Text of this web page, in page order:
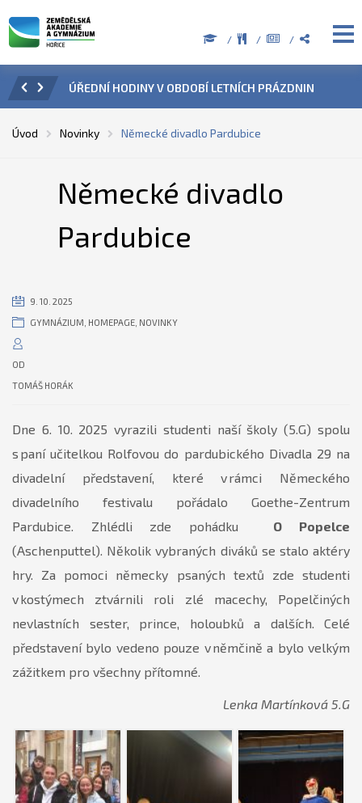
ÚŘEDNÍ HODINY V OBDOBÍ LETNÍCH PRÁZDNIN
Úvod Novinky Německé divadlo Pardubice
Německé divadlo
Pardubice
9. 10. 2025
GYMNÁZIUM HOMEPAGE NOVINKY
OD
TOMÁŠ HORÁK
Dne 6. 10. 2025 vyrazili studenti naší školy (5.G) spolu
s paní učitelkou Rolfovou do pardubického Divadla 29 na
divadelní představení, které v rámci Německého
divadelního festivalu pořádalo Goethe-Zentrum
Pardubice. Zhlédli zde pohádku O Popelce
(Aschenputtel). Několik vybraných diváků se stalo aktéry
hry. Za pomoci německy psaných textů zde studenti
v kostýmech ztvárnili roli zlé macechy, Popelčiných
nevlastních sester, prince, holoubků a dalších. Celé
představení bylo vedeno pouze v němčině a bylo velkým
zážitkem pro všechny přítomné.
Lenka Martínková 5.G